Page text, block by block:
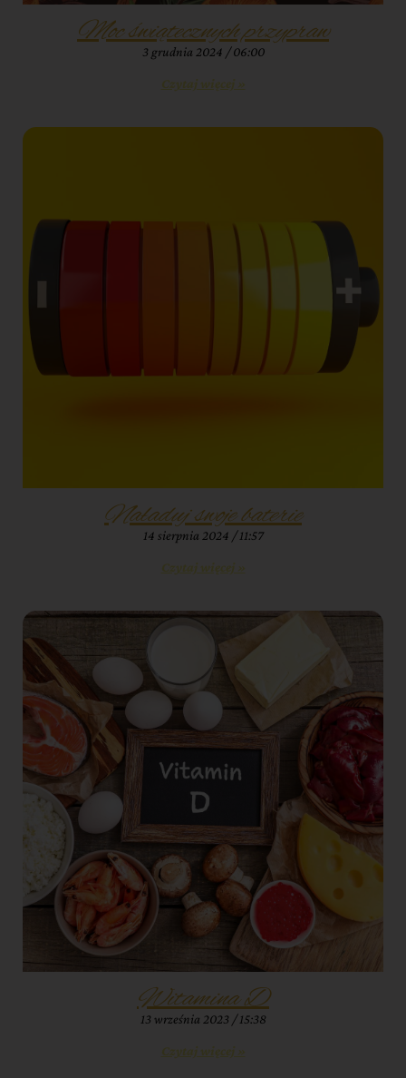
Moc świątecznych przypraw
3 grudnia 2024 06:00
Czytaj więcej »
Naładuj swoje baterie
14 sierpnia 2024 11:57
Czytaj więcej »
Witamina D
13 września 2023 15:38
Czytaj więcej »